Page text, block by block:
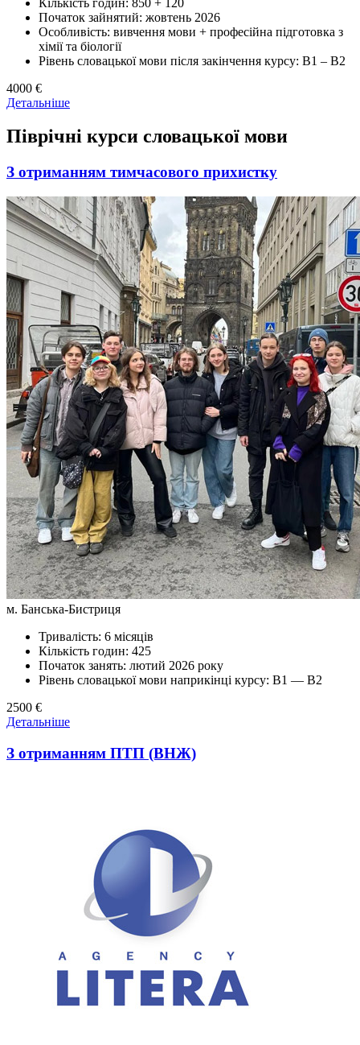
Початок зайнятий: жовтень 2026
Особливість: вивчення мови + професійна підготовка з
хімії та біології
Рівень словацької мови після закінчення курсу: В1 – В2
4000 €
Детальніше
Піврічні курси словацької мови
З отриманням тимчасового прихистку
м. Банська-Бистриця
Тривалість: 6 місяців
Кількість годин: 425
Початок занять: лютий 2026 року
Рівень словацької мови наприкінці курсу: В1 — В2
2500 €
Детальніше
З отриманням ПТП (ВНЖ)